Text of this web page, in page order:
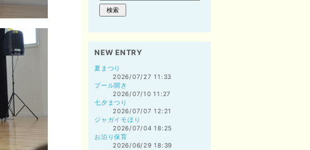
NEW ENTRY
夏まつり
2026/07/27 11:33
プール開き
2026/07/10 11:27
七夕まつり
2026/07/07 12:21
ジャガイモほり
2026/07/04 18:25
お泊り保育
2026/06/29 18:39